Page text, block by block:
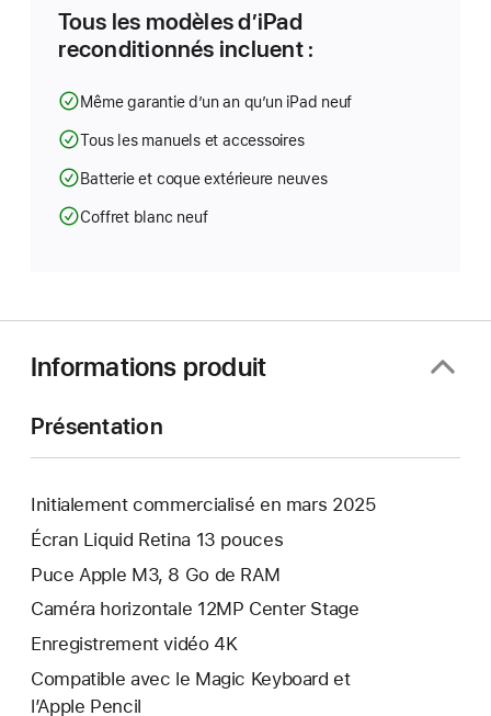
fenêtre)
Tous les modèles d’iPad
reconditionnés incluent :
Même garantie d’un an qu’un iPad neuf
Tous les manuels et accessoires
Batterie et coque extérieure neuves
Coffret blanc neuf
Informations produit
Présentation
Initialement commercialisé en mars 2025
Écran Liquid Retina 13 pouces
Puce Apple M3, 8 Go de RAM
Caméra horizontale 12MP Center Stage
Enregistrement vidéo 4K
Compatible avec le Magic Keyboard et
l’Apple Pencil